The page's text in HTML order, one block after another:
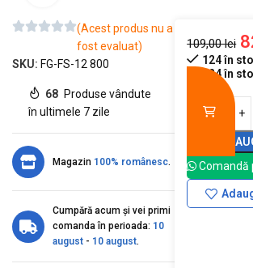
(Acest produs nu a
fost evaluat)
SKU: FG-FS-12 800
68 Produse vândute
în ultimele 7 zile
Magazin 100% românesc.
Cumpără acum și vei primi
comanda în perioada: 10
august - 10 august.
109,00lei
124 în
124 în
Comandă